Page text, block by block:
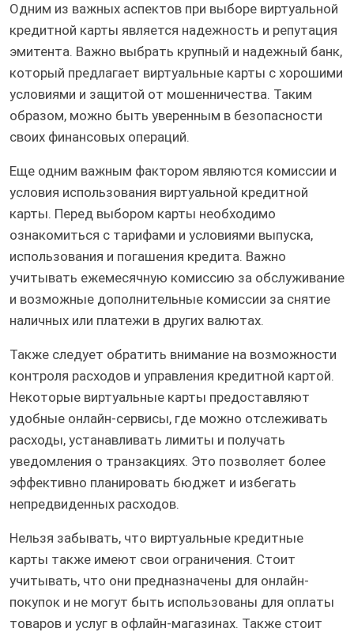
Одним из важных аспектов при выборе виртуальной
кредитной карты является надежность и репутация
эмитента. Важно выбрать крупный и надежный банк,
который предлагает виртуальные карты с хорошими
условиями и защитой от мошенничества. Таким
образом, можно быть уверенным в безопасности
своих финансовых операций.
Еще одним важным фактором являются комиссии и
условия использования виртуальной кредитной
карты. Перед выбором карты необходимо
ознакомиться с тарифами и условиями выпуска,
использования и погашения кредита. Важно
учитывать ежемесячную комиссию за обслуживание
и возможные дополнительные комиссии за снятие
наличных или платежи в других валютах.
Также следует обратить внимание на возможности
контроля расходов и управления кредитной картой.
Некоторые виртуальные карты предоставляют
удобные онлайн-сервисы, где можно отслеживать
расходы, устанавливать лимиты и получать
уведомления о транзакциях. Это позволяет более
эффективно планировать бюджет и избегать
непредвиденных расходов.
Нельзя забывать, что виртуальные кредитные
карты также имеют свои ограничения. Стоит
учитывать, что они предназначены для онлайн-
покупок и не могут быть использованы для оплаты
товаров и услуг в офлайн-магазинах. Также стоит